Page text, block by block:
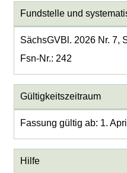
Fundstelle und
SächsGVBl. 2026 Nr. 7,
Fsn-Nr.: 242
Gültigkeitszeitraum
Fassung gültig ab: 1.
Hilfe